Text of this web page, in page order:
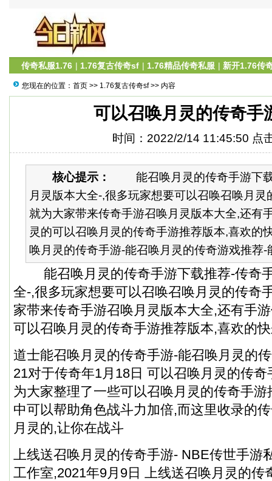
传奇私服1.76 | 1.76复古传奇sf | 1.76精品传奇私服 | 新开1.76传
您现在的位置： 首页 >> 1.76复古传奇sf>> 内容
可以召唤月灵的传奇手
时间：2022/2/14 11:45:50 点
核心提示：
能召唤月灵的传奇手游下载
月灵版本大全-,很多玩家想要可以召唤召唤月灵
就为大家带来传奇手游召唤月灵版本大全,还有
灵的可以召唤月灵的传奇手游推荐版本,喜欢的
唤月灵的传奇手游-能召唤月灵的传奇游戏推荐-
能召唤月灵的传奇手游下载推荐-传奇
全-,很多玩家想要可以召唤召唤月灵的传奇
家带来传奇手游召唤月灵版本大全,还有手
可以召唤月灵的传奇手游推荐版本,喜欢的
道士能召唤月灵的传奇手游-能召唤月灵的
21对于传奇年1月18日 可以召唤月灵的传
为大家整理了一些可以召唤月灵的传奇手
中可以帮助角色战斗力加倍,而这里收录的
月灵的,让你在战斗
上线送召唤月灵的传奇手游- NBE传世手游
工作室,2021年9月9日 上线送召唤月灵的传